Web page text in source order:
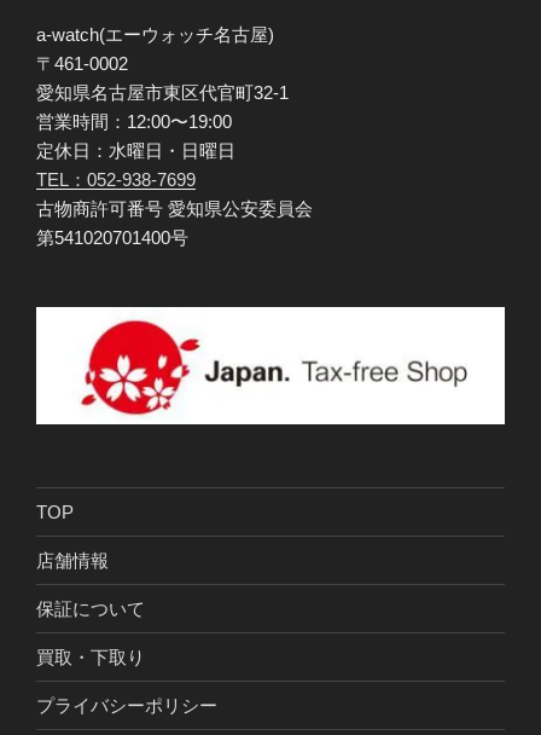
a-watch(エーウォッチ名古屋)
〒461-0002
愛知県名古屋市東区代官町32-1
営業時間：12:00〜19:00
定休日：水曜日・日曜日
TEL：052-938-7699
古物商許可番号 愛知県公安委員会
第541020701400号
TOP
店舗情報
保証について
買取・下取り
プライバシーポリシー